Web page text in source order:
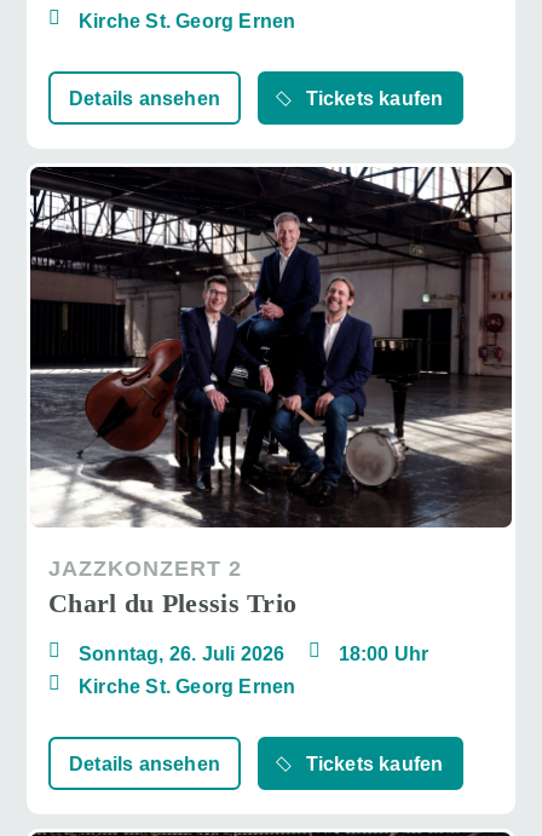
Kirche St. Georg Ernen
Details ansehen Tickets kaufen
JAZZKONZERT 2
Charl du Plessis Trio
Sonntag, 26. Juli 2026
18:00 Uhr
Kirche St. Georg Ernen
Details ansehen Tickets kaufen